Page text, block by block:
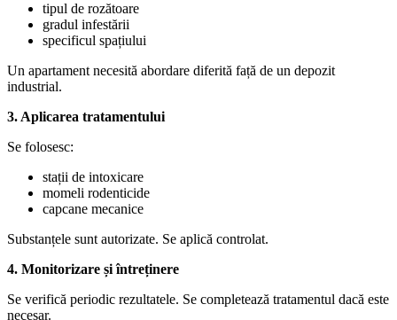
tipul de rozătoare
gradul infestării
specificul spațiului
Un apartament necesită abordare diferită față de un depozit
industrial.
3. Aplicarea tratamentului
Se folosesc:
stații de intoxicare
momeli rodenticide
capcane mecanice
Substanțele sunt autorizate. Se aplică controlat.
4. Monitorizare și întreținere
Se verifică periodic rezultatele. Se completează tratamentul dacă este
necesar.